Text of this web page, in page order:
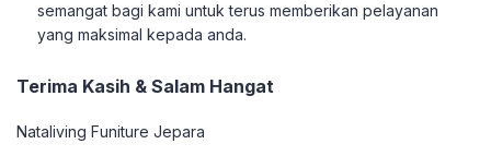
semangat bagi kami untuk terus memberikan pelayanan
yang maksimal kepada anda.
Terima Kasih & Salam Hangat
Nataliving Funiture Jepara